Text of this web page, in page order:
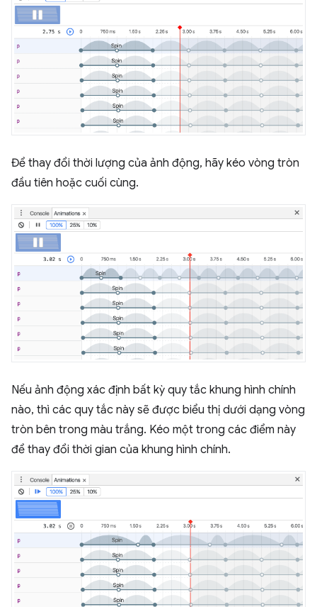
Để thay đổi thời lượng của ảnh động, hãy kéo vòng tròn
đầu tiên hoặc cuối cùng.
Nếu ảnh động xác định bất kỳ quy tắc khung hình chính
nào, thì các quy tắc này sẽ được biểu thị dưới dạng vòng
tròn bên trong màu trắng. Kéo một trong các điểm này
để thay đổi thời gian của khung hình chính.